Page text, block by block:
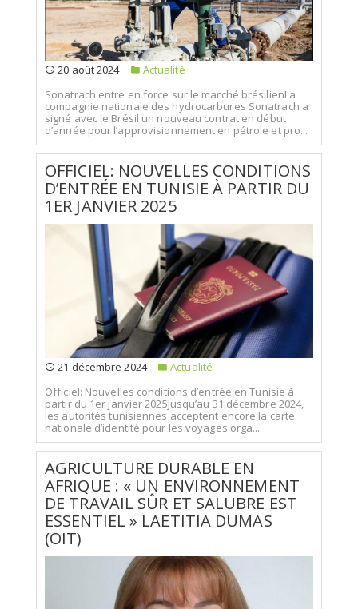
20 août 2024
Actualité
Sonatrach entre en force sur le marché brésilienLa
compagnie nationale des hydrocarbures Sonatrach a
signé avec le Brésil un nouveau contrat en début
d’année pour l’approvisionnement en pétrole et pro...
OFFICIEL: NOUVELLES CONDITIONS
D’ENTRÉE EN TUNISIE À PARTIR DU
1ER JANVIER 2025
21 décembre 2024
Actualité
Officiel: Nouvelles conditions d’entrée en Tunisie à
partir du 1er janvier 2025Jusqu’au 31 décembre 2024,
les autorités tunisiennes acceptent encore la carte
nationale d’identité pour les voyages orga...
AGRICULTURE DURABLE EN
AFRIQUE : « UN ENVIRONNEMENT
DE TRAVAIL SÛR ET SALUBRE EST
ESSENTIEL » LAETITIA DUMAS
(OIT)